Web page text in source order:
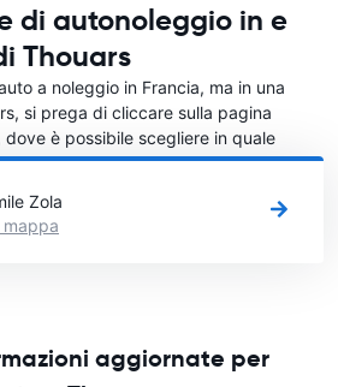
di autonoleggio in e
Thouars
a noleggio in Francia, ma in una
si prega di cliccare sulla pagina
dove è possibile scegliere in quale
noleggiare l'auto.
Zola
mappa
aggiornate per